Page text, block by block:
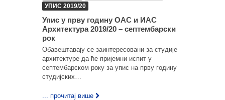
УПИС 2019/20
Упис у прву годину ОАС и ИАС
Архитектура 2019/20 – септембарски
рок
Обавештавају се заинтересовани за студије
архитектуре да ће пријемни испит у
септембарском року за упис на прву годину
студијских…
... прочитај више